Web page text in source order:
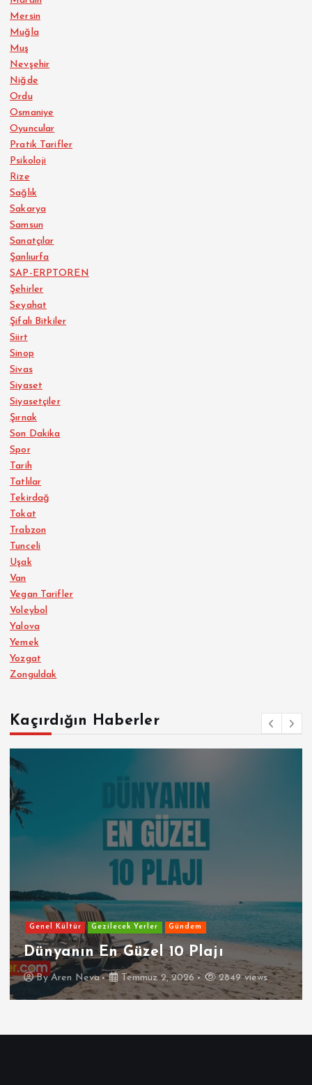
Mersin
Muğla
Muş
Nevşehir
Niğde
Ordu
Osmaniye
Oyuncular
Pratik Tarifler
Psikoloji
Rize
Sağlık
Sakarya
Samsun
Sanatçılar
Şanlıurfa
SAP-ERPTOREN
Şehirler
Seyahat
Şifalı Bitkiler
Siirt
Sinop
Sivas
Siyaset
Siyasetçiler
Şırnak
Son Dakika
Spor
Tarih
Tatlılar
Tekirdağ
Tokat
Trabzon
Tunceli
Uşak
Van
Vegan Tarifler
Voleybol
Yalova
Yemek
Yozgat
Zonguldak
Kaçırdığın Haberler
Genel Kültür Gezilecek Yerler Gündem
Dünyanın En Güzel 10 Plajı
ByAren Neva Temmuz 2, 2026 2849 views